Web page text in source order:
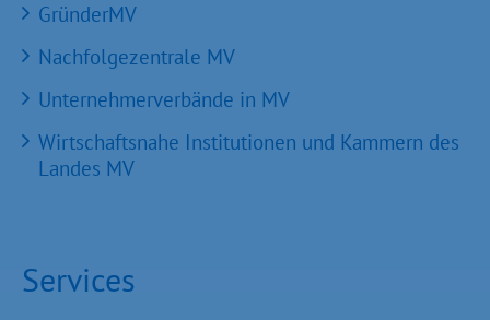
GründerMV
Nachfolgezentrale MV
Unternehmerverbände in MV
Wirtschaftsnahe Institutionen und Kammern des
Landes MV
Services